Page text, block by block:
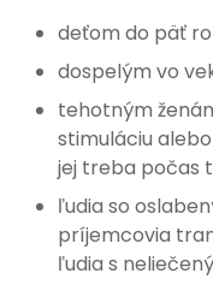
deťom do päť
dospelým vo
tehotným
stimuláciu
jej treba počas
ľudia so
príjemcovia
ľudia s